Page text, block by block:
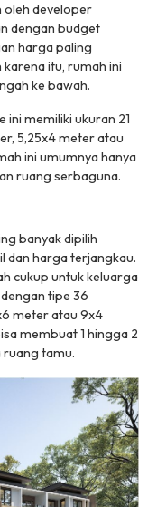
oleh developer
dengan budget
harga paling
itu, rumah ini
ke bawah.
memiliki ukuran 21
5,25x4 meter atau
ini umumnya hanya
ruang serbaguna.
banyak dipilih
dan harga terjangkau.
cukup untuk keluarga
tipe 36
meter atau 9x4
membuat 1 hingga 2
ruang tamu.